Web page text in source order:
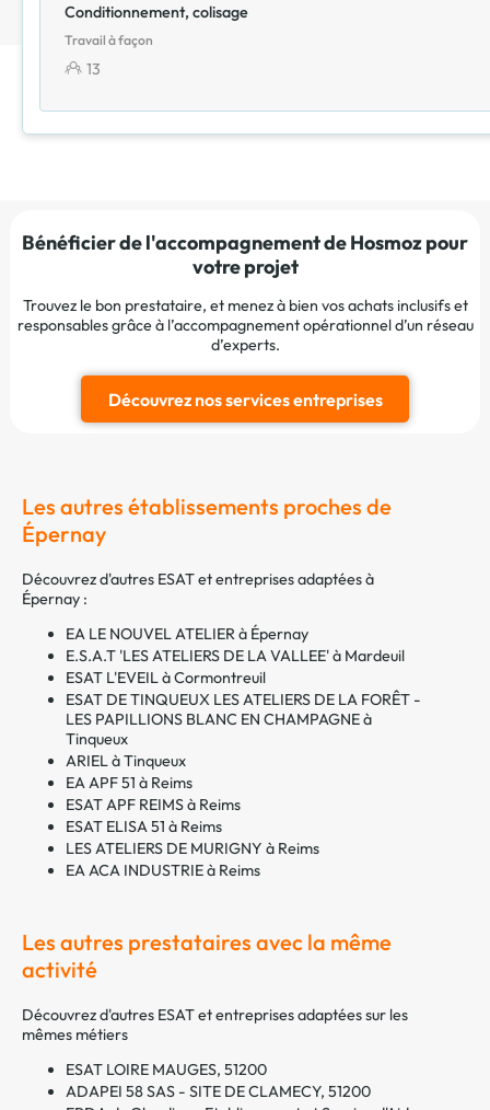
Conditionnement, colisage
Travail à façon
13
Bénéficier de l'accompagnement de Hosmoz pour
votre projet
Trouvez le bon prestataire, et menez à bien vos achats inclusifs et
responsables grâce à l’accompagnement opérationnel d’un réseau
d’experts.
Découvrez nos services entreprises
Les autres établissements proches de
Épernay
Découvrez d'autres ESAT et entreprises adaptées à
Épernay :
EA LE NOUVEL ATELIER à Épernay
E.S.A.T 'LES ATELIERS DE LA VALLEE' à Mardeuil
ESAT L'EVEIL à Cormontreuil
ESAT DE TINQUEUX LES ATELIERS DE LA FORÊT -
LES PAPILLIONS BLANC EN CHAMPAGNE à
Tinqueux
ARIEL à Tinqueux
EA APF 51 à Reims
ESAT APF REIMS à Reims
ESAT ELISA 51 à Reims
LES ATELIERS DE MURIGNY à Reims
EA ACA INDUSTRIE à Reims
Les autres prestataires avec la même
activité
Découvrez d'autres ESAT et entreprises adaptées sur les
mêmes métiers
ESAT LOIRE MAUGES, 51200
ADAPEI 58 SAS - SITE DE CLAMECY, 51200